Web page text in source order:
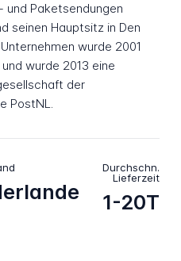
und Paketsendungen
seinen Hauptsitz in Den
wurde 2001
wurde 2013 eine
der
PostNL.
Durchschn.
Lieferzeit
1-20T